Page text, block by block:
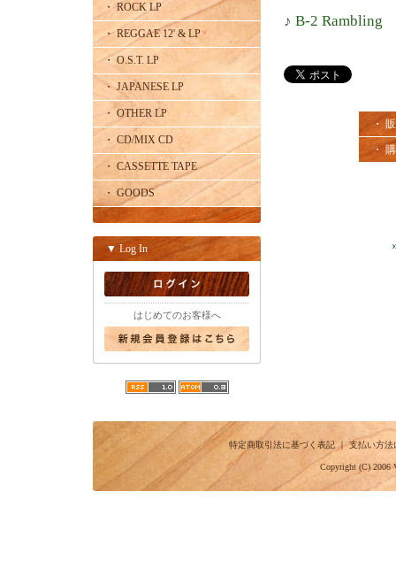
・ ROCK LP
・ REGGAE 12' & LP
・ O.S.T. LP
・ JAPANESE LP
・ OTHER LP
・ CD/MIX CD
・ CASSETTE TAPE
・ GOODS
▼ Log In
はじめてのお客様へ
♪ B-2 Rambling
・
・
特定商取引法に基づく表記｜支払い方法
Copyright (C) 2006